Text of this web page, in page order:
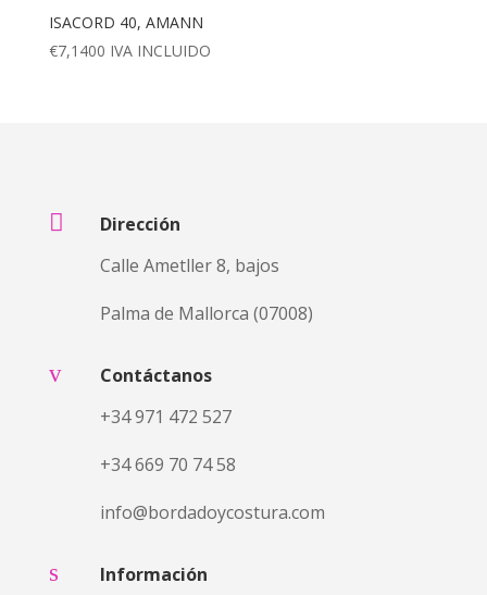
ISACORD 40, AMANN
€7,1400 IVA INCLUIDO

Dirección
Calle Ametller 8, bajos
Palma de Mallorca (07008)
v
Contáctanos
+34 971 472 527
+34 669 70 74 58
info@bordadoycostura.com
s
Información